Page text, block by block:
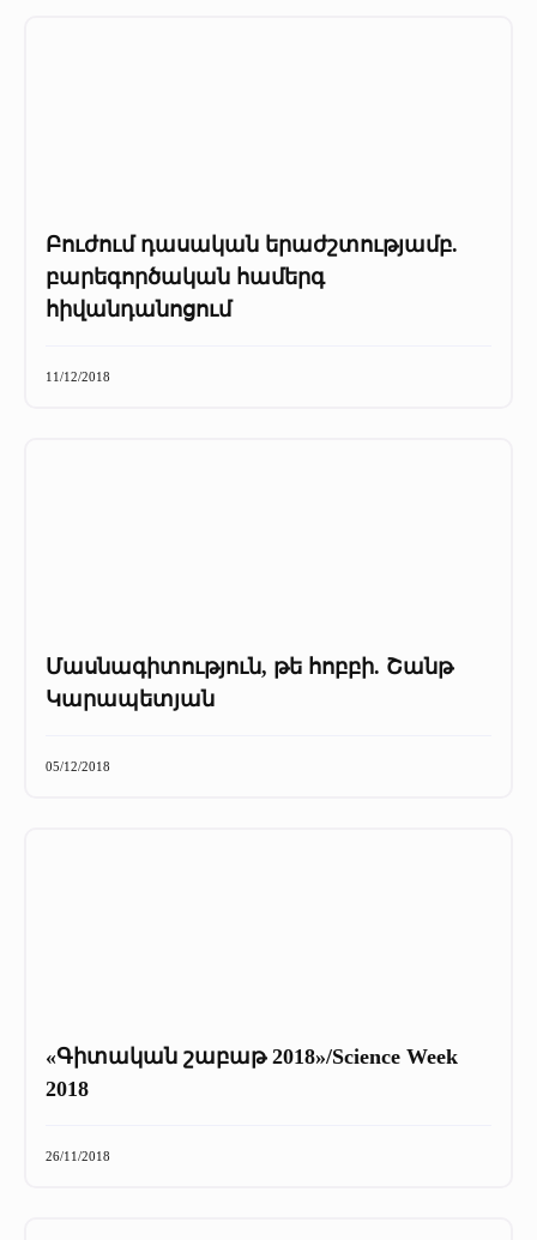
Բուժում դասական երաժշտությամբ.
բարեգործական համերգ
հիվանդանոցում
11/12/2018
Մասնագիտություն, թե հոբբի. Շանթ
Կարապետյան
05/12/2018
«Գիտական շաբաթ 2018»/Science Week
2018
26/11/2018